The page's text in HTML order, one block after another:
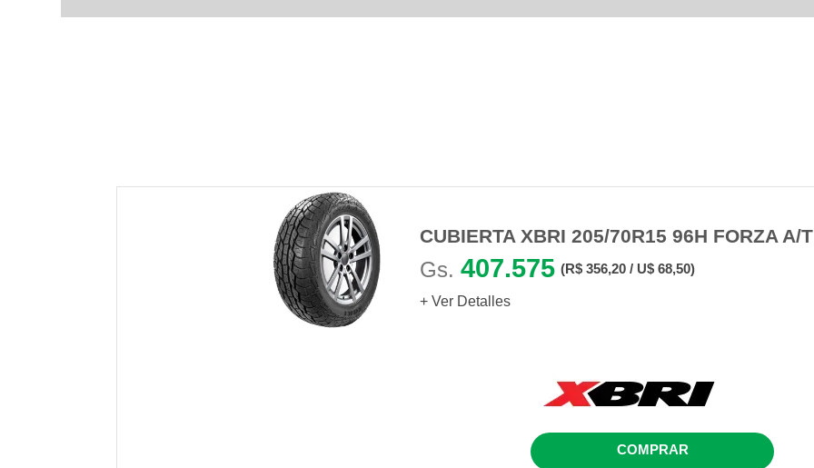
CUBIERTA XBRI 205/70R15 96H FORZA A/
Gs. 407.575 (R$ 356,20 / U$ 68,50)
+ Ver Detalles
COMPRAR